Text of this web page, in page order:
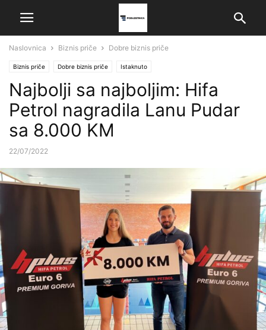
Naslovnica Biznis priče Dobre biznis priče
Biznis priče Dobre biznis priče Istaknuto
Najbolji sa najboljim: Hifa
Petrol nagradila Lanu Pudar
sa 8.000 KM
22/07/2022